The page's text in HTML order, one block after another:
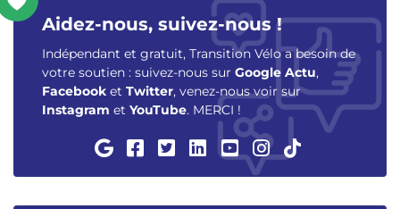
Aidez-nous, suivez-nous !
Indépendant et gratuit, Transition Vélo a besoin de
votre soutien : suivez-nous sur Google Actu,
Facebook et Twitter, venez-nous voir sur
Instagram et YouTube. MERCI !